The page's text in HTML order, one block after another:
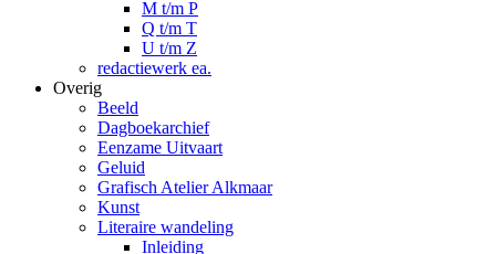
M t/m P
Q t/m T
U t/m Z
redactiewerk ea.
Overig
Beeld
Dagboekarchief
Eenzame Uitvaart
Geluid
Grafisch Atelier Alkmaar
Kunst
Literaire wandeling
Inleiding